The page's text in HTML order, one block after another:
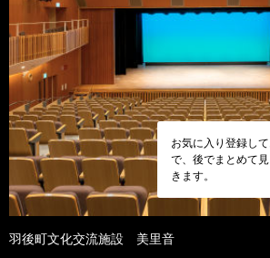
お気に入り登録し
で、後でまとめて
きます。
羽後町文化交流施設 美里音